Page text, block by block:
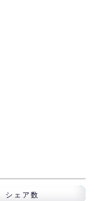
シェア数